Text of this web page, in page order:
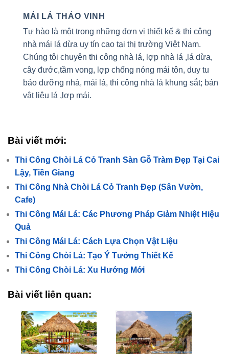
MÁI LÁ THẢO VINH
Tự hào là một trong những đơn vị thiết kế & thi công
nhà mái lá dừa uy tín cao tại thị trường Việt Nam.
Chúng tôi chuyên thi công nhà lá, lợp nhà lá ,lá dừa,
cây đước,tầm vong, lợp chống nóng mái tôn, duy tu
bảo dưỡng nhà, mái lá, thi công nhà lá khung sắt; bán
vật liệu lá ,lợp mái.
Bài viết mới:
Thi Công Chòi Lá Cỏ Tranh Sàn Gỗ Tràm Đẹp Tại Cai
Lậy, Tiền Giang
Thi Công Nhà Chòi Lá Cỏ Tranh Đẹp (Sân Vườn,
Cafe)
Thi Công Mái Lá: Các Phương Pháp Giảm Nhiệt Hiệu
Quả
Thi Công Mái Lá: Cách Lựa Chọn Vật Liệu
Thi Công Chòi Lá: Tạo Ý Tưởng Thiết Kế
Thi Công Chòi Lá: Xu Hướng Mới
Bài viết liên quan: